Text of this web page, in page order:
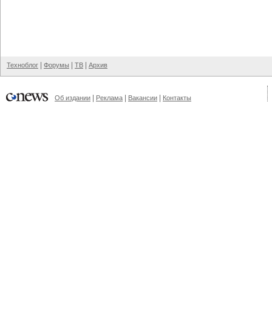
Техноблог Форумы ТВ Архив
Об издании Реклама Вакансии Контакты